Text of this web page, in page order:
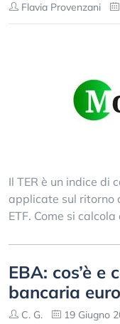
Flavia Provenzani
Il TER è un indice di
applicate sul ritorno
ETF. Come si
EBA: cos’è
bancaria
C. G. 19 Giugno